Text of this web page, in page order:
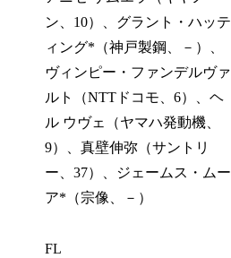
ン、10）、グラント・ハッテ
ィング*（神戸製鋼、－）、
ヴィンピー・ファンデルヴァ
ルト（NTTドコモ、6）、ヘ
ル ウヴェ（ヤマハ発動機、
9）、真壁伸弥（サントリ
ー、37）、ジェームス・ムー
ア*（宗像、－）
FL